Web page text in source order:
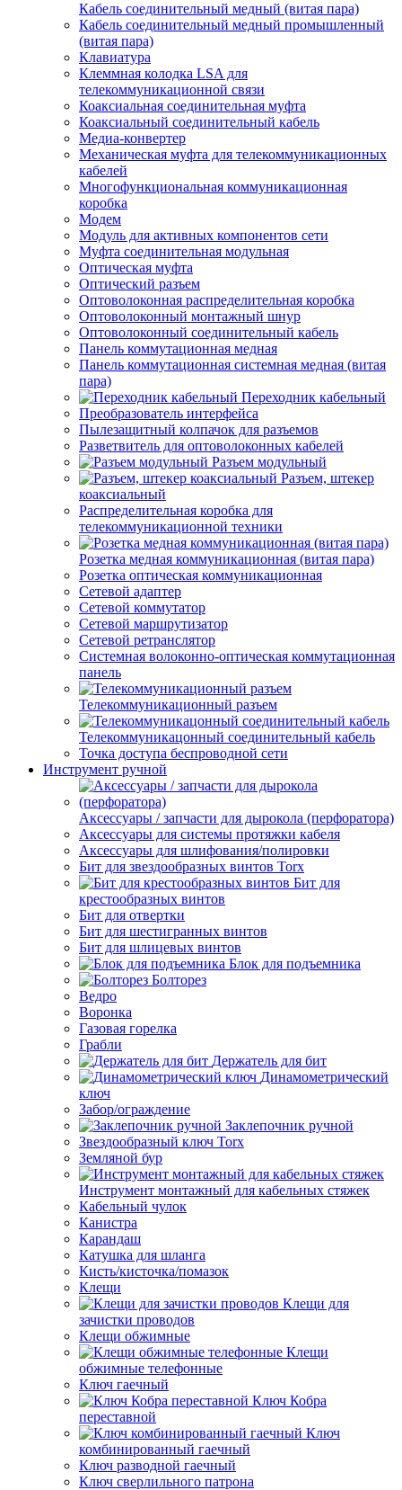
Кабель соединительный медный (витая пара)
Кабель соединительный медный промышленный
(витая пара)
Клавиатура
Клеммная колодка LSA для
телекоммуникационной связи
Коаксиальная соединительная муфта
Коаксиальный соединительный кабель
Медиа-конвертер
Механическая муфта для телекоммуникационных
кабелей
Многофункциональная коммуникационная
коробка
Модем
Модуль для активных компонентов сети
Муфта соединительная модульная
Оптическая муфта
Оптический разъем
Оптоволоконная распределительная коробка
Оптоволоконный монтажный шнур
Оптоволоконный соединительный кабель
Панель коммутационная медная
Панель коммутационная системная медная (витая
пара)
Переходник кабельный
Преобразователь интерфейса
Пылезащитный колпачок для разъемов
Разветвитель для оптоволоконных кабелей
Разъем модульный
Разъем, штекер
коаксиальный
Распределительная коробка для
телекоммуникационной техники
Розетка медная коммуникационная (витая пара)
Розетка оптическая коммуникационная
Сетевой адаптер
Сетевой коммутатор
Сетевой маршрутизатор
Сетевой ретранслятор
Системная волоконно-оптическая коммутационная
панель
Телекоммуникационный разъем
Телекоммуникацонный соединительный кабель
Точка доступа беспроводной сети
Инструмент ручной
Аксессуары / запчасти для дырокола (перфоратора)
Аксессуары для системы протяжки кабеля
Аксессуары для шлифования/полировки
Бит для звездообразных винтов Torx
Бит для
крестообразных винтов
Бит для отвертки
Бит для шестигранных винтов
Бит для шлицевых винтов
Блок для подъемника
Болторез
Ведро
Воронка
Газовая горелка
Грабли
Держатель для бит
Динамометрический
ключ
Забор/ограждение
Заклепочник ручной
Звездообразный ключ Torx
Земляной бур
Инструмент монтажный для кабельных стяжек
Кабельный чулок
Канистра
Карандаш
Катушка для шланга
Кисть/кисточка/помазок
Клещи
Клещи для
зачистки проводов
Клещи обжимные
Клещи
обжимные телефонные
Ключ гаечный
Ключ Кобра
переставной
Ключ
комбинированный гаечный
Ключ разводной гаечный
Ключ сверлильного патрона